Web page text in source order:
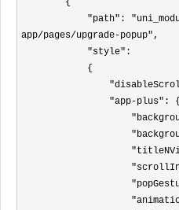
"path":
app/pages/upgrade-popup" ,
"style" :
"app-plus" :